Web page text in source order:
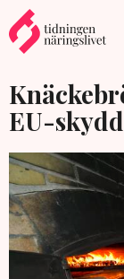
EU-skydd